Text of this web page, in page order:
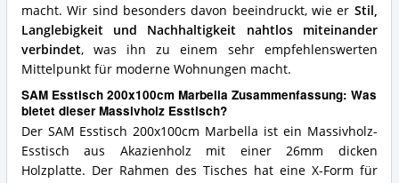
macht. Wir sind besonders davon beeindruckt, wie er Stil,
Langlebigkeit und Nachhaltigkeit nahtlos miteinander
verbindet, was ihn zu einem sehr empfehlenswerten
Mittelpunkt für moderne Wohnungen macht.
SAM Esstisch 200x100cm Marbella Zusammenfassung: Was
bietet dieser Massivholz Esstisch?
Der SAM Esstisch 200x100cm Marbella ist ein Massivholz-
Esstisch aus Akazienholz mit einer 26mm dicken
Holzplatte. Der Rahmen des Tisches hat eine X-Form für